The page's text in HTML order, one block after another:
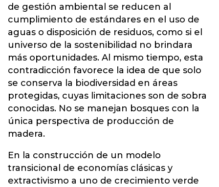
de gestión ambiental se reducen al
cumplimiento de estándares en el uso de
aguas o disposición de residuos, como si el
universo de la sostenibilidad no brindara
más oportunidades. Al mismo tiempo, esta
contradicción favorece la idea de que solo
se conserva la biodiversidad en áreas
protegidas, cuyas limitaciones son de sobra
conocidas. No se manejan bosques con la
única perspectiva de producción de
madera.
En la construcción de un modelo
transicional de economías clásicas y
extractivismo a uno de crecimiento verde